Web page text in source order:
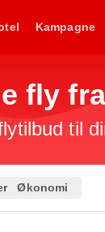
Kampagne
fly
til
Økonomi